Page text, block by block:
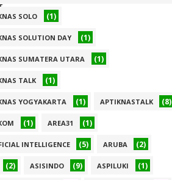
SOLO (1)
SOLUTION DAY (1)
SUMATERA UTARA (1)
TALK (1)
YOGYAKARTA (1) APTIKNASTALK (8)
(1) AREA31 (1)
INTELLIGENCE (5) ARUBA (2)
(2) ASISINDO (9) ASPILUKI (1)